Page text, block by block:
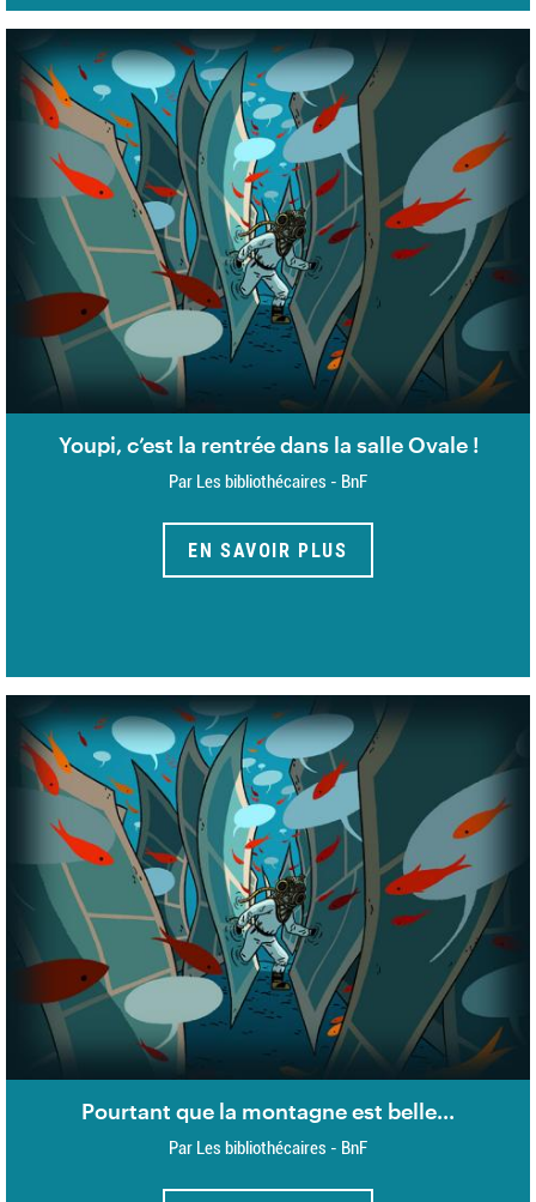
Youpi, c’est la rentrée dans la salle Ovale !
Par Les bibliothécaires - BnF
EN SAVOIR PLUS
Pourtant que la montagne est belle...
Par Les bibliothécaires - BnF